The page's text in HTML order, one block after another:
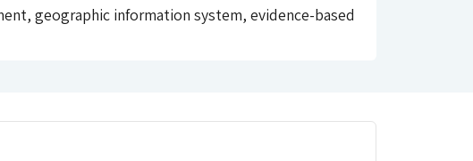
geographic information system, evidence-based